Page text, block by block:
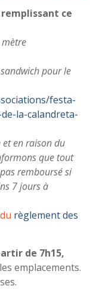
ce
pour le
festa-
la-calandreta-
en raison du
que tout
remboursé si
7 jours à
règlement des
de 7h15,
emplacements.